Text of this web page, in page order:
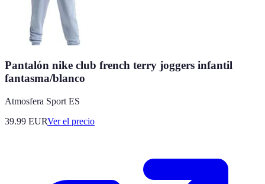
Pantalón nike club french terry joggers infantil
fantasma/blanco
Atmosfera Sport ES
39.99 EURVer el precio